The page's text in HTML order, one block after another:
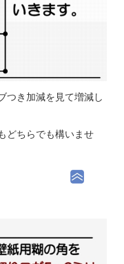
つき加減を見て増減し
どちらでも構いませ